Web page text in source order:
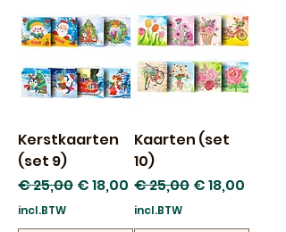
Kerstkaarten
(set 9)
Normale prijs
€ 25,00 Verkoopprijs
€ 18,00
incl.BTW
Kaarten (set
10)
Normale prijs
€ 25,00 Verkoopprijs
€ 18,00
incl.BTW